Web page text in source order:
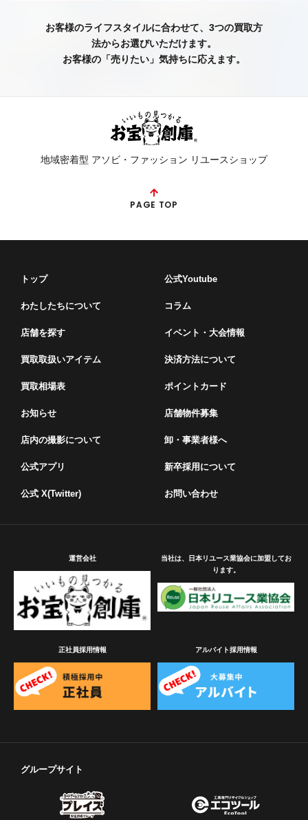
お客様のライフスタイルに合わせて、3つの買取方
法からお選びいただけます。
お客様の「売りたい」気持ちに応えます。
地域密着型 アソビ・ファッション リユースショップ
PAGE TOP
トップ
わたしたちについて
店舗を探す
買取取扱いアイテム
買取相場表
お知らせ
店内の撮影について
公式アプリ
公式 X(Twitter)
公式Youtube
コラム
イベント・⼤会情報
決済方法について
ポイントカード
店舗物件募集
卸・事業者様へ
新卒採用について
お問い合わせ
運営会社
当社は、日本リユース業協会に加盟してお
ります。
正社員採用情報 アルバイト採用情報
グループサイト